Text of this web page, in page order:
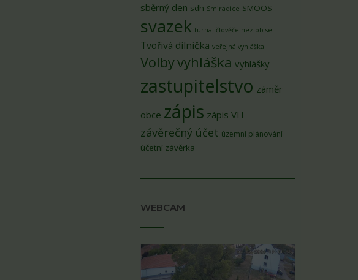
sběrný den sdh Smiradice SMOOS
svazek turnaj člověče nezlob se
Tvořivá dílnička veřejná vyhláška
Volbyvyhláška vyhlášky
zastupitelstvo záměr
obce zápis zápis VH
závěrečný účet územní plánování
účetní závěrka
WEBCAM